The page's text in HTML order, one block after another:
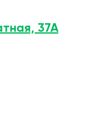
37А